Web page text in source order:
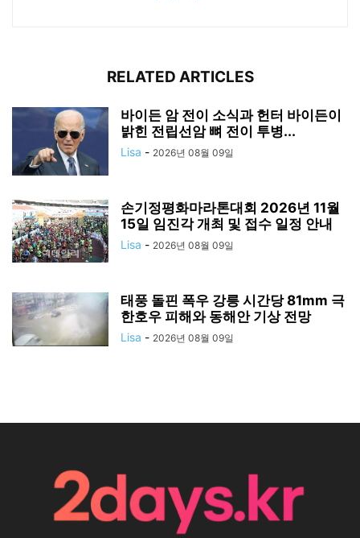
RELATED ARTICLES
바이든 암 전이 소식과 헌터 바이든이
밝힌 전립선암 뼈 전이 투병...
Lisa - 2026년 08월 09일
손기정평화마라톤대회 2026년 11월
15일 임진각 개최 및 접수 일정 안내
Lisa - 2026년 08월 09일
태풍 돌핀 폭우 강릉 시간당 81mm 극
한호우 피해와 동해안 기상 전망
Lisa - 2026년 08월 09일